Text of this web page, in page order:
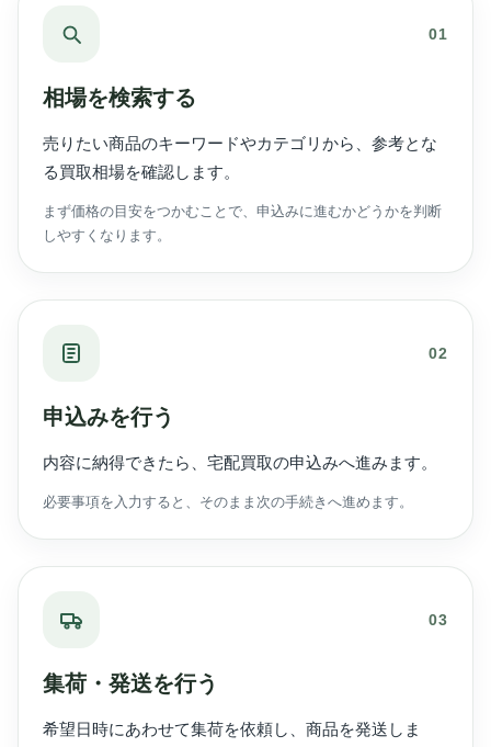
01
相場を検索する
売りたい商品のキーワードやカテゴリから、参考とな
る買取相場を確認します。
まず価格の目安をつかむことで、申込みに進むかどうかを判断
しやすくなります。
02
申込みを行う
内容に納得できたら、宅配買取の申込みへ進みます。
必要事項を入力すると、そのまま次の手続きへ進めます。
03
集荷・発送を行う
希望日時にあわせて集荷を依頼し、商品を発送しま